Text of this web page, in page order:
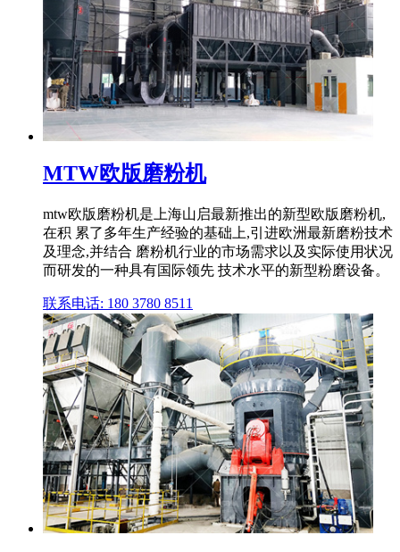
MTW欧版磨粉机
mtw欧版磨粉机是上海山启最新推出的新型欧版磨粉机,
在积 累了多年生产经验的基础上,引进欧洲最新磨粉技术
及理念,并结合 磨粉机行业的市场需求以及实际使用状况
而研发的一种具有国际领先 技术水平的新型粉磨设备。
联系电话: 180 3780 8511